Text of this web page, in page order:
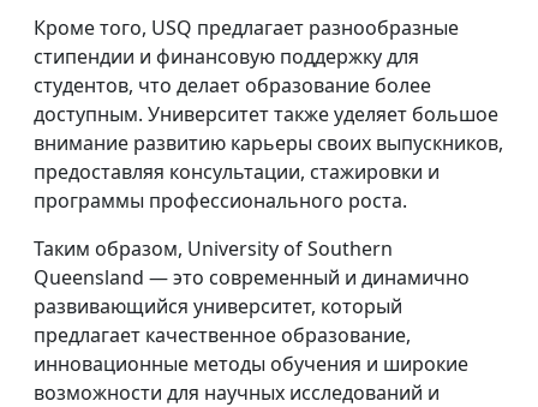
Кроме того, USQ предлагает разнообразные
стипендии и финансовую поддержку для
студентов, что делает образование более
доступным. Университет также уделяет большое
внимание развитию карьеры своих выпускников,
предоставляя консультации, стажировки и
программы профессионального роста.
Таким образом, University of Southern
Queensland — это современный и динамично
развивающийся университет, который
предлагает качественное образование,
инновационные методы обучения и широкие
возможности для научных исследований и